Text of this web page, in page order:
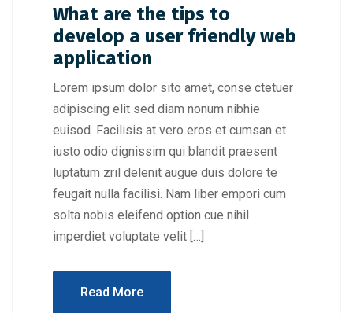
What are the tips to
develop a user friendly web
application
Lorem ipsum dolor sito amet, conse ctetuer
adipiscing elit sed diam nonum nibhie
euisod. Facilisis at vero eros et cumsan et
iusto odio dignissim qui blandit praesent
luptatum zril delenit augue duis dolore te
feugait nulla facilisi. Nam liber empori cum
solta nobis eleifend option cue nihil
imperdiet voluptate velit […]
Read More